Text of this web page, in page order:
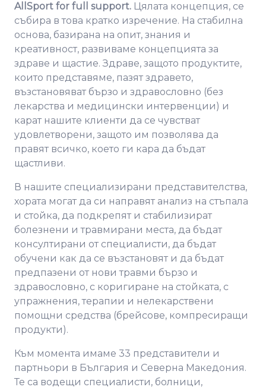
AllSport for full support. Цялата концепция, се
събира в това кратко изречение. На стабилна
основа, базирана на опит, знания и
креативност, развиваме концепцията за
здраве и щастие. Здраве, защото продуктите,
които представяме, пазят здравето,
възстановяват бързо и здравословно (без
лекарства и медицински интервенции) и
карат нашите клиенти да се чувстват
удовлетворени, защото им позволява да
правят всичко, което ги кара да бъдат
щастливи.
В нашите специализирани представителства,
хората могат да си направят анализ на стъпала
и стойка, да подкрепят и стабилизират
болезнени и травмирани места, да бъдат
консултирани от специалисти, да бъдат
обучени как да се възстановят и да бъдат
предпазени от нови травми бързо и
здравословно, с коригиране на стойката, с
упражнения, терапии и нелекарствени
помощни средства (брейсове, компресиращи
продукти).
Към момента имаме 33 представители и
партньори в България и Северна Македония.
Те са водещи специалисти, болници,